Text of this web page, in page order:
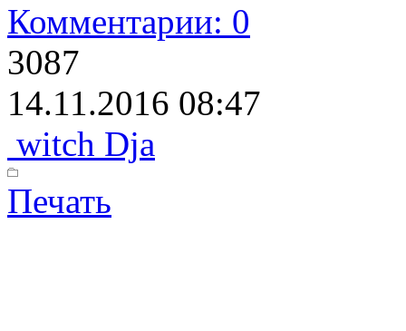
Комментарии: 0
3087
14.11.2016 08:47
witch Dja
Печать